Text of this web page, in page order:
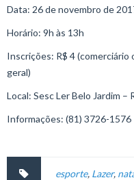
Data: 26 de novembro de
Horário: 9h às 13h
Inscrições: R$ 4
geral)
Local: Sesc Ler Belo Jardim
Informações: (81) 3726-1576
esporte, Lazer,